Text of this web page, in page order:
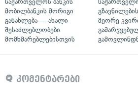
მობილბანკის მორიგი
განახლება — ახალი
შესაძლებლობები
მომხმარებლებისთვის
მეორე
კომენტარები